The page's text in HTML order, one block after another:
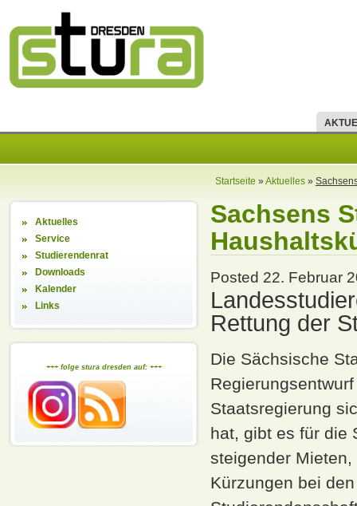
Startseite »Aktuelles»
Aktuelles
Service
Studierendenrat
Downloads
Kalender
Links
+++ folge stura dresden auf: +++
Sachsens
Posted 22. Februar
Rettung der
Die Sächsische
Staatsregierung
hat, gibt es für die
steigender
Kürzungen bei